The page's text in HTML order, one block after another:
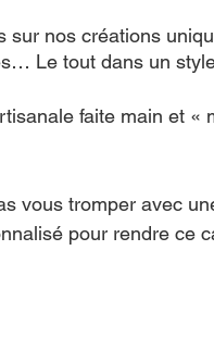
sur nos créations
Le tout dans un
faite main et
vous tromper avec
pour rendre ce